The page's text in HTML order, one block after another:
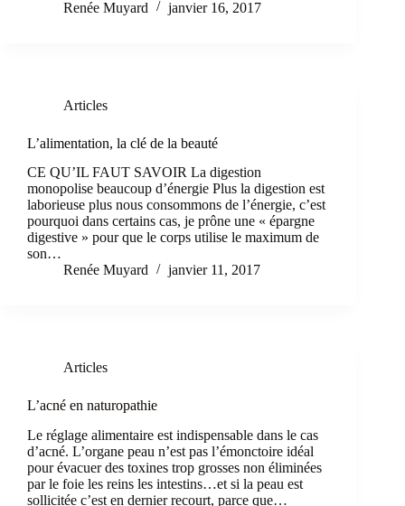
Renée Muyard
janvier 16, 2017
Articles
L’alimentation, la clé de la beauté
CE QU’IL FAUT SAVOIR La digestion
monopolise beaucoup d’énergie Plus la digestion est
laborieuse plus nous consommons de l’énergie, c’est
pourquoi dans certains cas, je prône une « épargne
digestive » pour que le corps utilise le maximum de
son…
Renée Muyard
janvier 11, 2017
Articles
L’acné en naturopathie
Le réglage alimentaire est indispensable dans le cas
d’acné. L’organe peau n’est pas l’émonctoire idéal
pour évacuer des toxines trop grosses non éliminées
par le foie les reins les intestins…et si la peau est
sollicitée c’est en dernier recourt, parce que…